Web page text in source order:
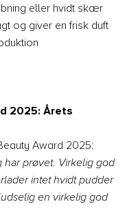
eller hvidt skær
og giver en frisk duft
2025: Årets
Award 2025:
har prøvet. Virkelig god
intet hvidt pudder
en virkelig god